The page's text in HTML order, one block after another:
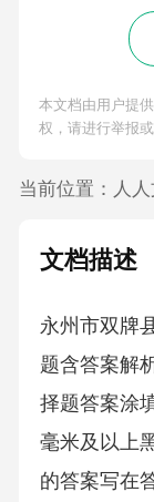
本文档由用户提
权，请进行举报
当前位置： 人
文档描述
永州市双牌
题含答案解
择题答案涂
毫米及以上
的答案写在